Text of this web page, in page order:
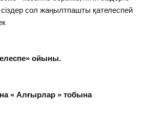
сол жаңылтпашты қателеспей
ойыны.
« Алғырлар » тобына